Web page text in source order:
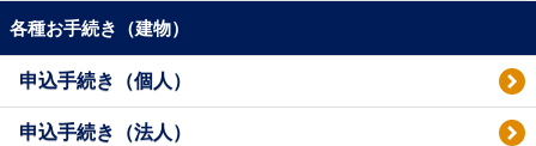
各種お手続き（建物）
申込手続き（個人）
申込手続き（法人）